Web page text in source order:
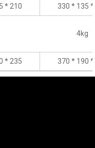
* 210 330 * 135
4kg
* 235 370 * 190